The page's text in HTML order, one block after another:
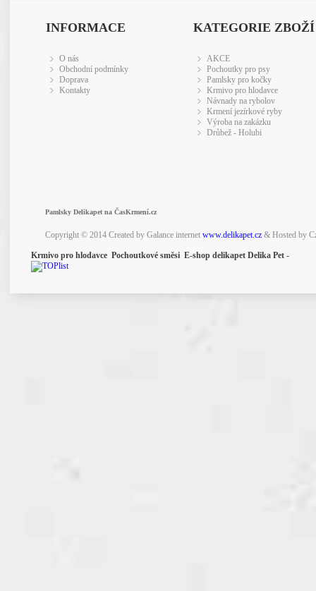
INFORMACE
O nás
Obchodní podmínky
Doprava
Kontakty
KATEGORIE ZBOŽÍ
AKCE
Pochoutky pro psy
Pamlsky pro kočky
Krmivo pro hlodavce
Návnady na rybolov
Krmení jezírkové ryby
Výroba na zakázku
Drůbež - Holubi
Pamlsky Delikapet na ČasKrmení.cz
Copyright © 2014 Created by Galance internet www.delikapet.cz& Hosted by
Krmivo pro hlodavce Pochoutkové směsi E-shop delikapet Delika Pet -